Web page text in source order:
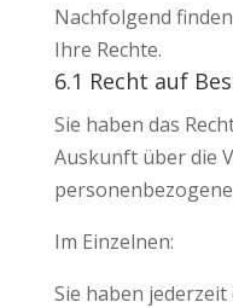
Nachfolgend
Ihre Rechte.
6.1 Recht auf
Sie haben das
Auskunft über die
Im Einzelnen:
Sie haben jederzeit